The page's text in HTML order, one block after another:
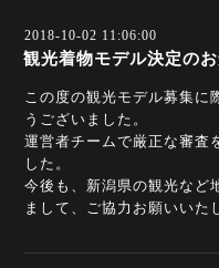
2018-10-02 11:06:00
観光着物モデル決定のお
この度の観光モデル募集に
うございました。
運営者チームで厳正な審査
した。
今後も、新潟県の観光など
まして、ご協力お願いいた